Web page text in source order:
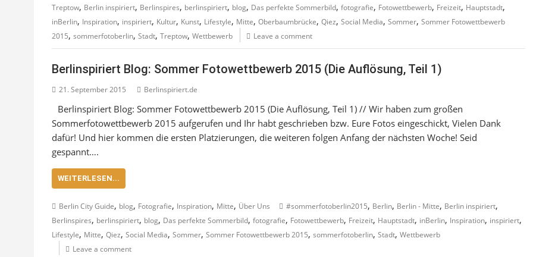
Treptow, Berlin inspiriert, Berlinspires, berlinspiriert, blog, Das perfekte Sommerbild, fotografie, Fotowettbewerb, Freizeit, Hauptstadt,
inBerlin, Inspiration, inspiriert, Kultur, Kunst, Lifestyle, Mitte, Oberbaumbrücke, Qiez, Social Media, Sommer, Sommer Fotowettbewerb
2015, sommerfotoberlin, Stadt, Treptow, Wettbewerb Leave a comment
Berlinspiriert Blog: Sommer Fotowettbewerb 2015 (Die Auflösung, Teil 1)
21. September 2015 Berlinspiriert.de
Berlinspiriert Blog: Sommer Fotowettbewerb 2015 (Die Auflösung, Teil 1) // Wir haben zum großen
Sommerfotowettbewerb 2015 aufgerufen und Ihr habt geschrieben bzw. Eure Fotos eingeschickt, Vielen Dank
dafür! Und hier kommen die ersten Platzierungen, die weiteren folgen Anfang der nächsten Woche! Seid
gespannt….
WEITERLESEN...
Berlin City Guide, blog, Fotografie, Inspiration, Mitte, Über Uns #sommerfotoberlin2015, Berlin, Berlin - Mitte, Berlin inspiriert,
Berlinspires, berlinspiriert, blog, Das perfekte Sommerbild, fotografie, Fotowettbewerb, Freizeit, Hauptstadt, inBerlin, Inspiration, inspiriert,
Lifestyle, Mitte, Qiez, Social Media, Sommer, Sommer Fotowettbewerb 2015, sommerfotoberlin, Stadt, Wettbewerb
Leave a comment